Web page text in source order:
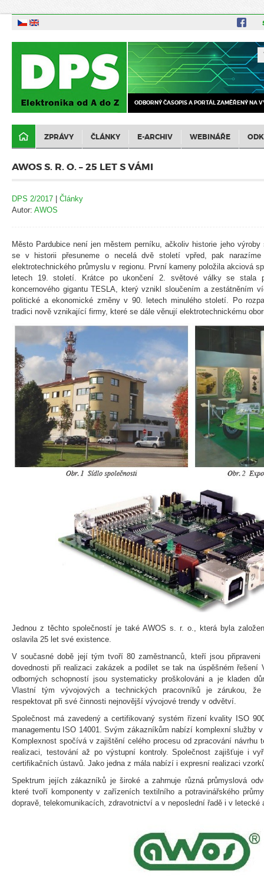
ODBORNÝ ČASOPIS A PORTÁL ZAMĚŘENÝ NA
ZPRÁVY ČLÁNKY E-ARCHIV WEBINÁŘE
AWOS S. R. O. – 25 LET S VÁMI
DPS 2/2017 | Články
Autor: AWOS
Město Pardubice není jen městem perníku, ačkoliv historie jeho
se v historii přesuneme o necelá dvě století vpřed, pak
elektrotechnického průmyslu v regionu. První kameny položila akciová
letech 19. století. Krátce po ukončení 2. světové války se stala
koncernového gigantu TESLA, který vznikl sloučením a zestátněním
politické a ekonomické změny v 90. letech minulého století. Po
tradici nově vznikající firmy, které se dále věnují elektrotechnickému
Jednou z těchto společností je také AWOS s. r. o., která byla
oslavila 25 let své existence.
V současné době její tým tvoří 80 zaměstnanců, kteří jsou
dovednosti při realizaci zakázek a podílet se tak na úspěšném řešení
odborných schopností jsou systematicky proškolováni a je kladen
Vlastní tým vývojových a technických pracovníků je zárukou,
respektovat při své činnosti nejnovější vývojové trendy v odvětví.
Společnost má zavedený a certifikovaný systém řízení kvality ISO
managementu ISO 14001. Svým zákazníkům nabízí komplexní služby
Komplexnost spočívá v zajištění celého procesu od zpracování návrhu
realizaci, testování až po výstupní kontroly. Společnost zajišťuje i
certifikačních ústavů. Jako jedna z mála nabízí i expresní realizaci
Spektrum jejích zákazníků je široké a zahrnuje různá průmyslová
které tvoří komponenty v zařízeních textilního a potravinářského
dopravě, telekomunikacích, zdravotnictví a v neposlední řadě i v letecké